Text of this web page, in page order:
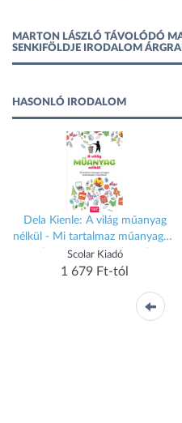
MARTON LÁSZLÓ TÁVOLÓDÓ
SENKIFÖLDJE IRODALOM
HASONLÓ IRODALOM
Dela Kienle: A világ műanyag
nélkül - Mi tartalmaz műanyagot,
és hogyan korlátozhatjuk a
használatát? (9789635090853)
Scolar Kiadó
1 679 Ft-tól